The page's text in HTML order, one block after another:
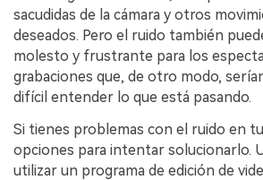
sacudidas de la cámara y otros
deseados. Pero el ruido también
molesto y frustrante para los
grabaciones que, de otro modo,
difícil entender lo que está pasando.
Si tienes problemas con el ruido en
opciones para intentar solucionarlo.
utilizar un programa de edición de